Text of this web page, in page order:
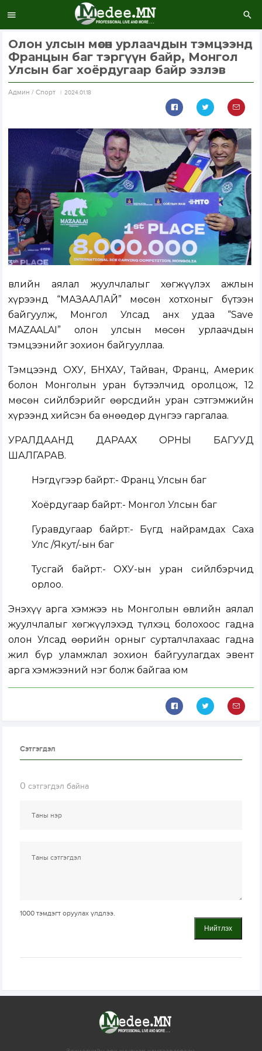
Олон улсын мөсөн урлаачдын тэмцээнд
Францын баг тэргүүн байр, Монгол
Улсын баг хоёрдугаар байр эзлэв
Aдмин / Спорт 2024.01.18
Өвлийн аялал жуулчлалыг хөгжүүлэх ажлын
хүрээнд “МАЗААЛАЙ” мөсөн хотхоныг бүтээн
байгуулж, Монгол Улсад анх удаа “Save
MAZAALAI” олон улсын мөсөн урлаачдын
тэмцээнийг зохион байгууллаа.
Тэмцээнд ОХУ, БНХАУ, Тайван, Франц, Америк
болон Монголын уран бүтээлчид оролцож, 12
мөсөн сийлбэрийг өөрсдийн уран сэтгэмжийн
хүрээнд хийсэн ба өнөөдөр дүнгээ гаргалаа.
УРАЛДААНД ДАРААХ ОРНЫ БАГУУД
ШАЛГАРАВ.
Нэгдүгээр байрт:- Франц Улсын баг
Хоёрдугаар байрт:- Монгол Улсын баг
Гуравдугаар байрт:- Бүгд найрамдах Саха
Улс /Якут/-ын баг
Тусгай байрт:- ОХУ-ын уран сийлбэрчид
орлоо.
Энэхүү арга хэмжээ нь Монголын өвлийн аялал
жуулчлалыг хөгжүүлэхэд түлхэц болохоос гадна
олон Улсад өөрийн орныг сурталчлахаас гадна
жил бүр уламжлал зохион байгуулагдах эвент
арга хэмжээний нэг болж байгаа юм
Сэтгэгдэл
0 сэтгэгдэл байна
1000 тэмдэгт оруулах үлдлээ.
Нийтлэх